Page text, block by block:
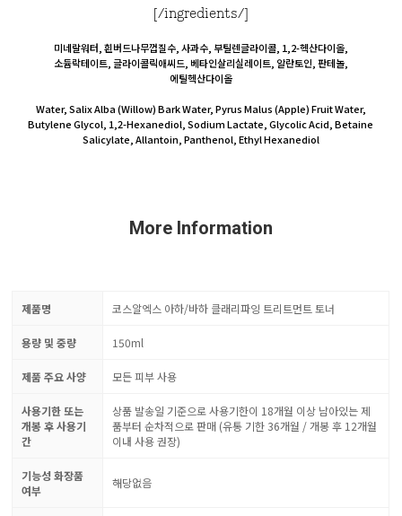
[/ingredients/]
미네랄워터, 흰버드나무껍질수, 사과수, 부틸렌글라이콜, 1,2-헥산다이올,
소듐락테이트, 글라이콜릭애씨드, 베타인살리실레이트, 알란토인, 판테놀,
에틸헥산다이올
Water, Salix Alba (Willow) Bark Water, Pyrus Malus (Apple) Fruit Water,
Butylene Glycol, 1,2-Hexanediol, Sodium Lactate, Glycolic Acid, Betaine
Salicylate, Allantoin, Panthenol, Ethyl Hexanediol
More Information
제품명 코스알엑스 아하/바하 클래리파잉 트리트먼트 토너
용량 및 중량 150ml
제품 주요 사양 모든 피부 사용
사용기한 또는
개봉 후 사용기
간
상품 발송일 기준으로 사용기한이 18개월 이상 남아있는 제
품부터 순차적으로 판매 (유통 기한 36개월 / 개봉 후 12개월
이내 사용 권장)
기능성 화장품
여부
해당없음